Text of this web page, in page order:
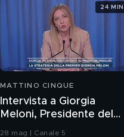
MATTINO CINQUE
Intervista a Giorgia
Meloni, Presidente del
Consiglio
28 mag | Canale 5
24 MIN